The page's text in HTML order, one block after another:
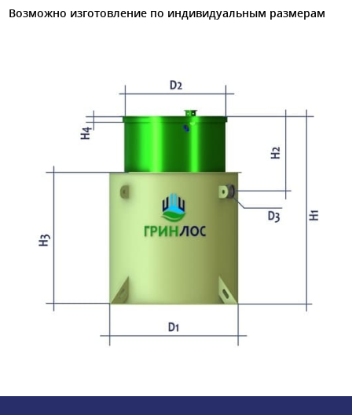
Возможно изготовление по индивидуальным размерам